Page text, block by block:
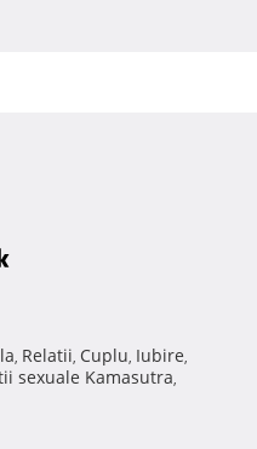
, Relatii, Cuplu, Iubire,
sexuale Kamasutra,